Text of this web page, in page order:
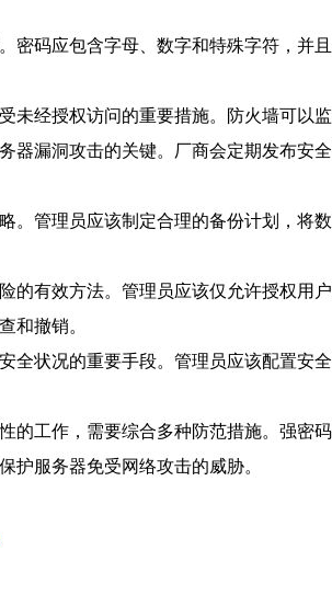
密码应包含字母、数字和特殊字符，并
未经授权访问的重要措施。防火墙可以
器漏洞攻击的关键。厂商会定期发布
。管理员应该制定合理的备份计划，
的有效方法。管理员应该仅允许授权
和撤销。
全状况的重要手段。管理员应该配置
的工作，需要综合多种防范措施。强
护服务器免受网络攻击的威胁。